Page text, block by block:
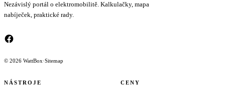
Nezávislý portál o elektromobilitě. Kalkulačky, mapa
nabíječek, praktické rady.
© 2026 WattBox·Sitemap
NÁSTROJE CENY